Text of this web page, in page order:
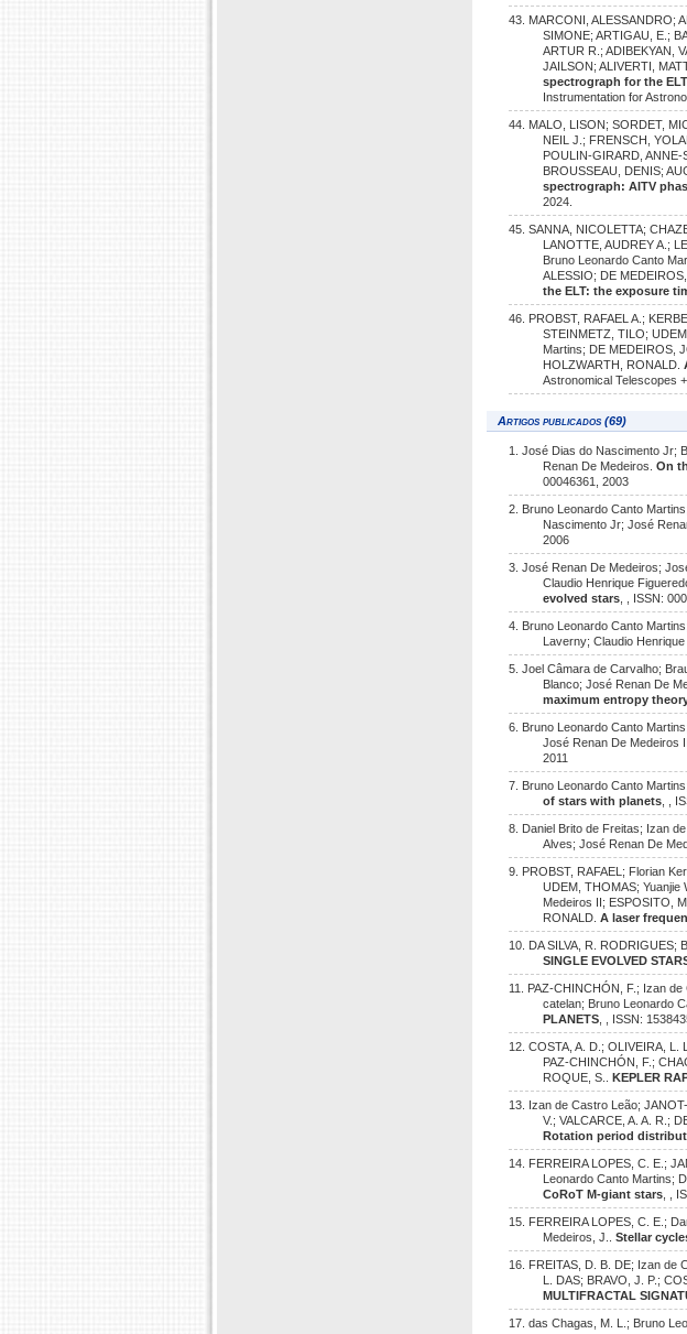
43. MARCONI, ALESSANDRO;
SIMONE; ARTIGAU, E.;
ARTUR R.; ADIBEKYAN,
JAILSON; ALIVERTI,
spectrograph for the
Instrumentation for
44. MALO, LISON; SORDET,
NEIL J.; FRENSCH,
POULIN-GIRARD, ANNE-
BROUSSEAU, DENIS;
spectrograph: AITV
2024.
45. SANNA, NICOLETTA;
LANOTTE, AUDREY A.;
Bruno Leonardo Canto
ALESSIO; DE
the ELT: the exposure
46. PROBST, RAFAEL A.;
STEINMETZ, TILO;
Martins; DE MEDEIROS,
HOLZWARTH, RONALD.
Astronomical Telescopes
Artigos publicados (69)
1. José Dias do Nascimento Jr;
Renan De Medeiros.On
00046361, 2003
2. Bruno Leonardo Canto
Nascimento Jr; José
2006
3. José Renan De Medeiros;
Claudio Henrique
evolved stars , , ISSN:
4. Bruno Leonardo Canto
Laverny; Claudio
5. Joel Câmara de Carvalho;
Blanco; José Renan De
maximum entropy
6. Bruno Leonardo Canto
José Renan De Medeiros
2011
7. Bruno Leonardo Canto
of stars with planets , ,
8. Daniel Brito de Freitas; Izan
Alves; José Renan De
9. PROBST, RAFAEL; Florian
UDEM, THOMAS;
Medeiros II; ESPOSITO,
RONALD.A laser
10. DA SILVA, R. RODRIGUES;
SINGLE EVOLVED
11. PAZ-CHINCHÓN, F.; Izan
catelan; Bruno Leonardo
PLANETS , , ISSN:
12. COSTA, A. D.; OLIVEIRA, L.
PAZ-CHINCHÓN, F.;
ROQUE, S..KEPLER
13. Izan de Castro Leão;
V.; VALCARCE, A. A. R.;
Rotation period
14. FERREIRA LOPES, C. E.;
Leonardo Canto Martins;
CoRoT M-giant stars , ,
15. FERREIRA LOPES, C. E.;
Medeiros, J..Stellar
16. FREITAS, D. B. DE; Izan de
L. DAS; BRAVO, J. P.;
MULTIFRACTAL
17. das Chagas, M. L.; Bruno